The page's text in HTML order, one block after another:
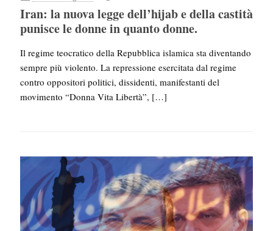
Iran: la nuova legge dell’hijab e della castità
punisce le donne in quanto donne.
Il regime teocratico della Repubblica islamica sta diventando
sempre più violento. La repressione esercitata dal regime
contro oppositori politici, dissidenti, manifestanti del
movimento “Donna Vita Libertà”, […]